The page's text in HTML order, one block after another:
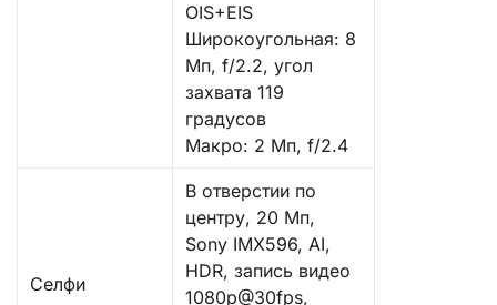
OIS+EIS
Широкоугольная: 8
Мп, f/2.2, угол
захвата 119
градусов
Макро: 2 Мп, f/2.4
Селфи
В отверстии по
центру, 20 Мп,
Sony IMX596, AI,
HDR, запись видео
1080р@30fps,